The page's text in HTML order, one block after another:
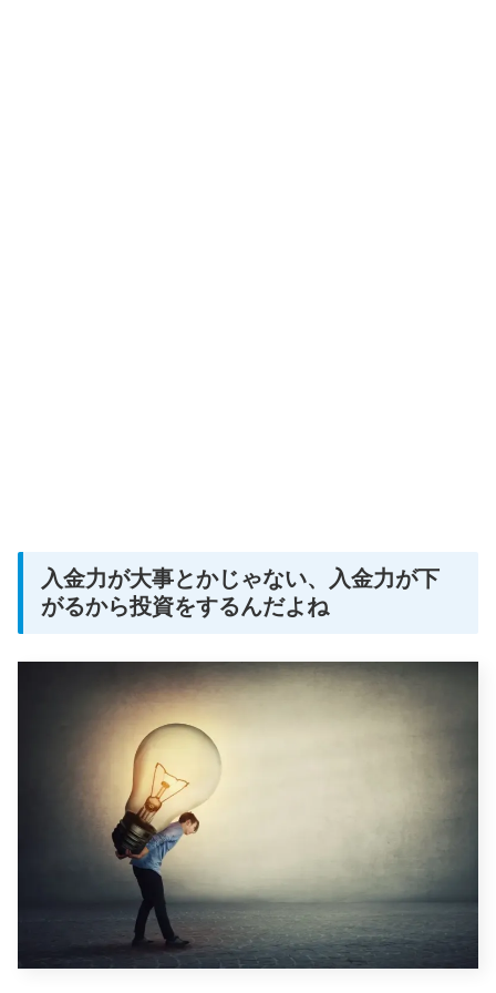
入金力が大事とかじゃない、入金力が下
がるから投資をするんだよね